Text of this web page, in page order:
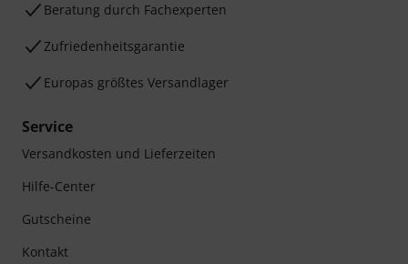
Beratung durch Fachexperten
Zufriedenheitsgarantie
Europas größtes Versandlager
Service
Versandkosten und Lieferzeiten
Hilfe-Center
Gutscheine
Kontakt